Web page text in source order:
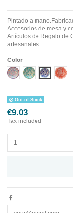
Pintado a
Accesorios de mesa y
Artículos de Regalo de
artesanales.
Color
Diseño 1Diseño 2Diseño 3
Out-of-Stock
€9.03
Tax included